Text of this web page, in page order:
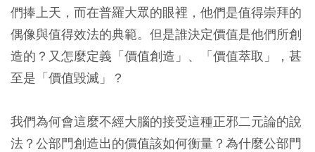
們捧上天，而在普羅大眾的眼裡，他們是值得崇拜的
偶像與值得效法的典範。但是誰決定價值是他們所創
造的？又怎麼定義「價值創造」、「價值萃取」，甚
至是「價值毀滅」？
我們為何會這麼不經大腦的接受這種正邪二元論的說
法？公部門創造出的價值該如何衡量？為什麼公部門